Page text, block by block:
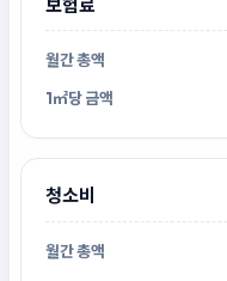
보험료
청소비